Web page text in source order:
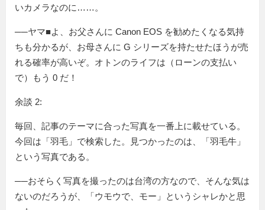
いカメラなのに……。
──ヤマ■よ、お父さんに Canon EOS を勧めたくなる気持
ちも分かるが、お母さんに G シリーズを持たせたほうが売
れる確率が高いぞ。オトンのライフは（ローンの支払い
で）もう 0 だ！
余談 2:
毎回、記事のテーマに合った写真を一番上に載せている。
今回は「羽毛」で検索した。見つかったのは、「羽毛牛」
という写真である。
──おそらく写真を撮ったのは台湾の方なので、そんな気は
ないのだろうが、「ウモウで、モー」というシャレかと思